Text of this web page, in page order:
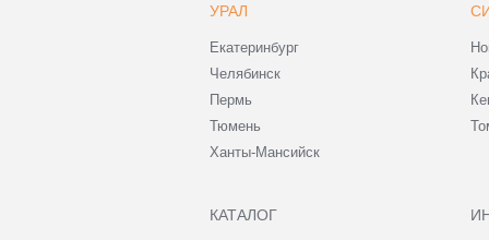
УРАЛ
Екатеринбург
Челябинск
Пермь
Тюмень
Ханты-Мансийск
КАТАЛОГ